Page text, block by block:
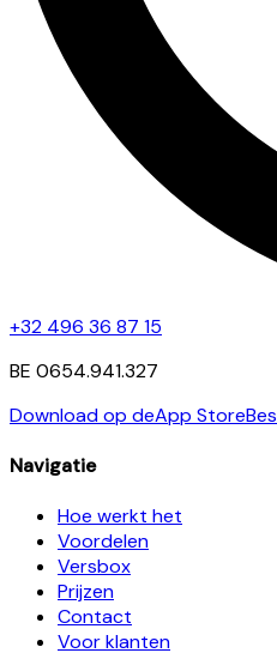
+32 496 36 87 15
BE 0654.941.327
Download op deApp Store
Navigatie
Hoe werkt het
Voordelen
Versbox
Prijzen
Contact
Voor klanten